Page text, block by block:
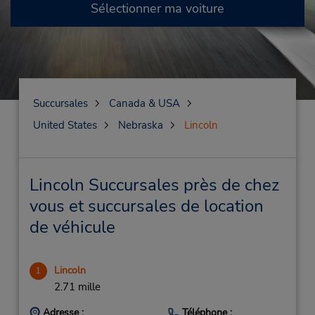
Sélectionner ma voiture
Succursales
Canada & USA
United States
Nebraska Lincoln
Lincoln Succursales près de chez
vous et succursales de location
de véhicule
1 Lincoln
2.71 mille